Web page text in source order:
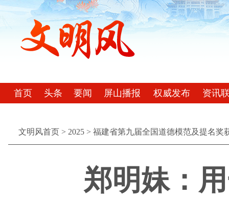
首页 头条 要闻 屏山播报 权威发布 资讯
文明风首页 > 2025 > 福建省第九届全国道德模范及提名奖
郑明妹：